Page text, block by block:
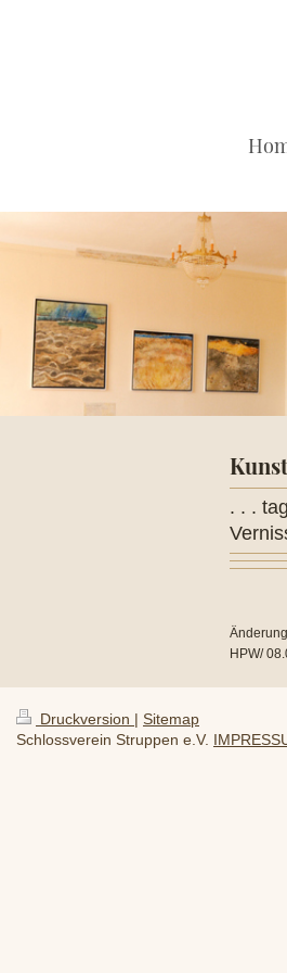
. . .
HPW/ 08
Druckversion | Sitemap
Schlossverein Struppen e.V.